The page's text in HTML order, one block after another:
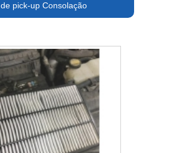
de pick-up Consolação